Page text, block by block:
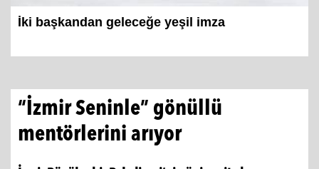
İki başkandan geleceğe yeşil imza
“İzmir Seninle” gönüllü
mentörlerini arıyor